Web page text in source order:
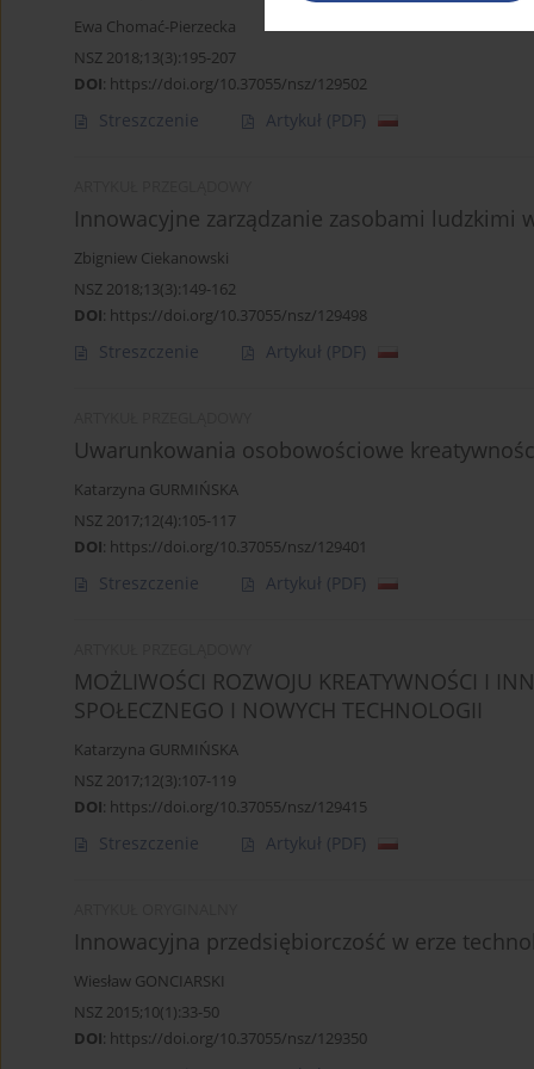
Ewa Chomać-Pierzecka
NSZ 2018;13(3):195-207
DOI: https://doi.org/10.37055/nsz/129502
Streszczenie Artykuł (PDF)
Innowacyjne zarządzanie zasobami ludzkimi
Zbigniew Ciekanowski
NSZ 2018;13(3):149-162
DOI: https://doi.org/10.37055/nsz/129498
Streszczenie Artykuł (PDF)
Uwarunkowania osobowościowe
Katarzyna GURMIŃSKA
NSZ 2017;12(4):105-117
DOI: https://doi.org/10.37055/nsz/129401
Streszczenie Artykuł (PDF)
MOŻLIWOŚCI ROZWOJU KREATYWNOŚCI I
SPOŁECZNEGO I NOWYCH TECHNOLOGII
Katarzyna GURMIŃSKA
NSZ 2017;12(3):107-119
DOI: https://doi.org/10.37055/nsz/129415
Streszczenie Artykuł (PDF)
Innowacyjna przedsiębiorczość w erze
Wiesław GONCIARSKI
NSZ 2015;10(1):33-50
DOI: https://doi.org/10.37055/nsz/129350